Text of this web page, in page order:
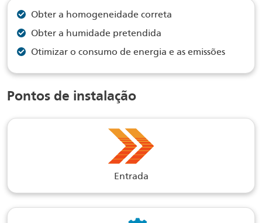
Obter a homogeneidade correta
Obter a humidade pretendida
Otimizar o consumo de energia e as emissões
Pontos de instalação
Entrada